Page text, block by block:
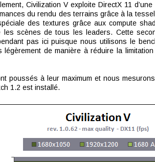
Civilization V exploite DirectX 11
du rendu des terrains grâce à la
des textures grâce aux compute
les scènes de tous les leaders. Cette
pas ici puisque nous utilisons le
légèrement de manière à réduire la
poussés à leur maximum et nous
1.2 est installé.